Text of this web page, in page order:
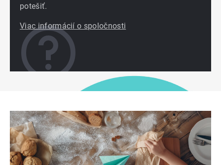
potešiť.
Viac informácií o spoločnosti